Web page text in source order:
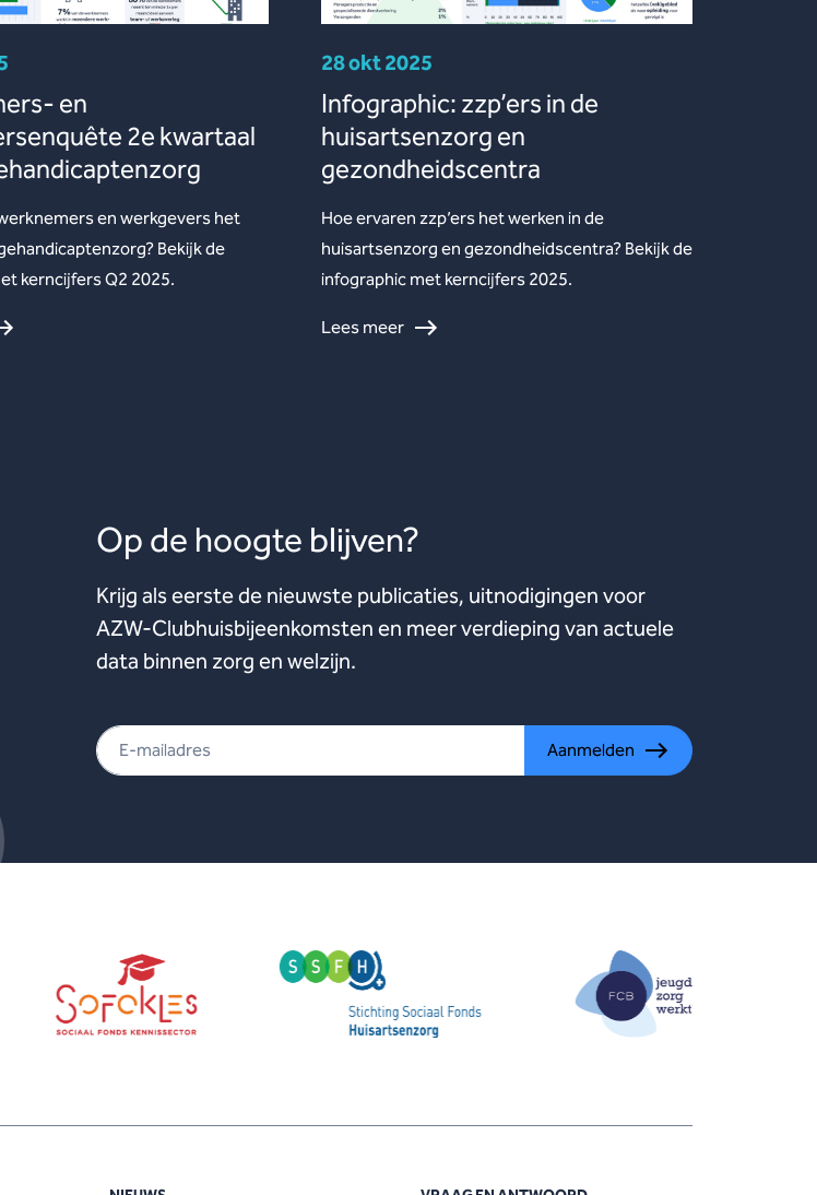
en
2e kwartaal
en werkgevers het
Bekijk de
kerncijfers Q2 2025.
28 okt 2025
Infographic: zzp’ers in de
huisartsenzorg en
gezondheidscentra
Hoe ervaren zzp’ers het werken in de
huisartsenzorg en gezondheidscentra? Bekijk de
infographic met kerncijfers 2025.
Lees meer
Op de hoogte blijven?
Krijg als eerste de nieuwste publicaties, uitnodigingen voor
AZW-Clubhuisbijeenkomsten en meer verdieping van actuele
data binnen zorg en welzijn.
Aanmelden